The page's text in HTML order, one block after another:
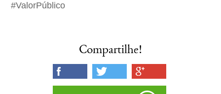
#ValorPúblico
Compartilhe!